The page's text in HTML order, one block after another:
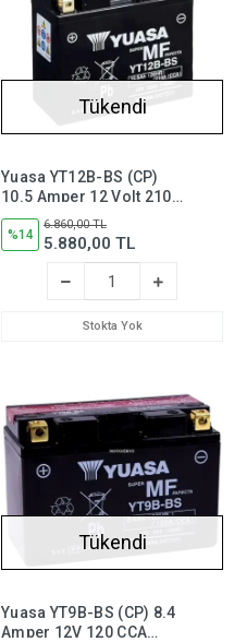
Tükendi
Yuasa YT12B-BS (CP)
10.5 Amper 12 Volt 210
CCA Motosiklet Aküsü
(Bakım
Gerektirmez),yt12bbs
%14
6.860,00 TL
5.880,00 TL
Stokta Yok
Tükendi
Yuasa YT9B-BS (CP) 8.4
Amper 12V 120 CCA